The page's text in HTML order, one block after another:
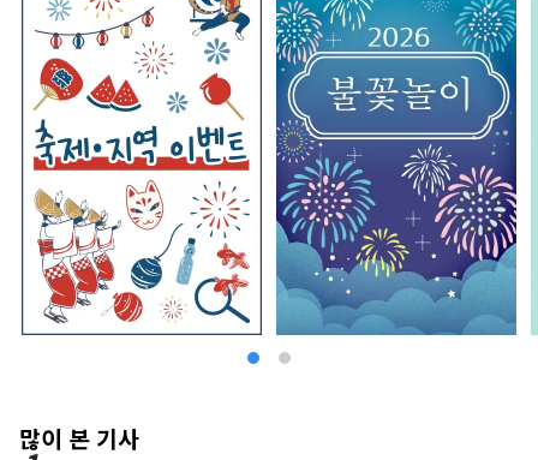
많이 본 기사